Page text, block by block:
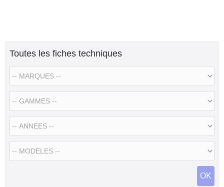
Toutes les fiches techniques